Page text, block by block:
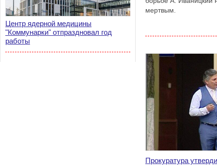
Центр ядерной медицины
"Коммунарки" отпраздновал год
работы
мертвым.
Прокуратура